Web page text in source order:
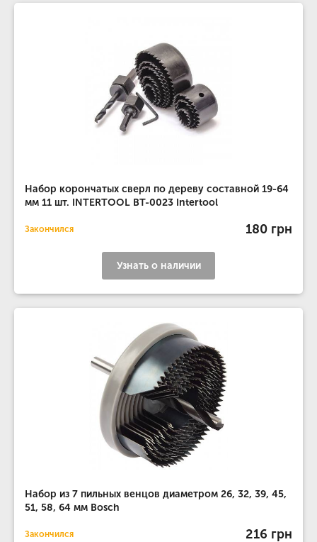
Набор корончатых сверл по дереву составной 19-64
мм 11 шт. INTERTOOL BT-0023 Intertool
Закончился 180 грн
Узнать о наличии
Набор из 7 пильных венцов диаметром 26, 32, 39, 45,
51, 58, 64 мм Bosch
Закончился 216 грн